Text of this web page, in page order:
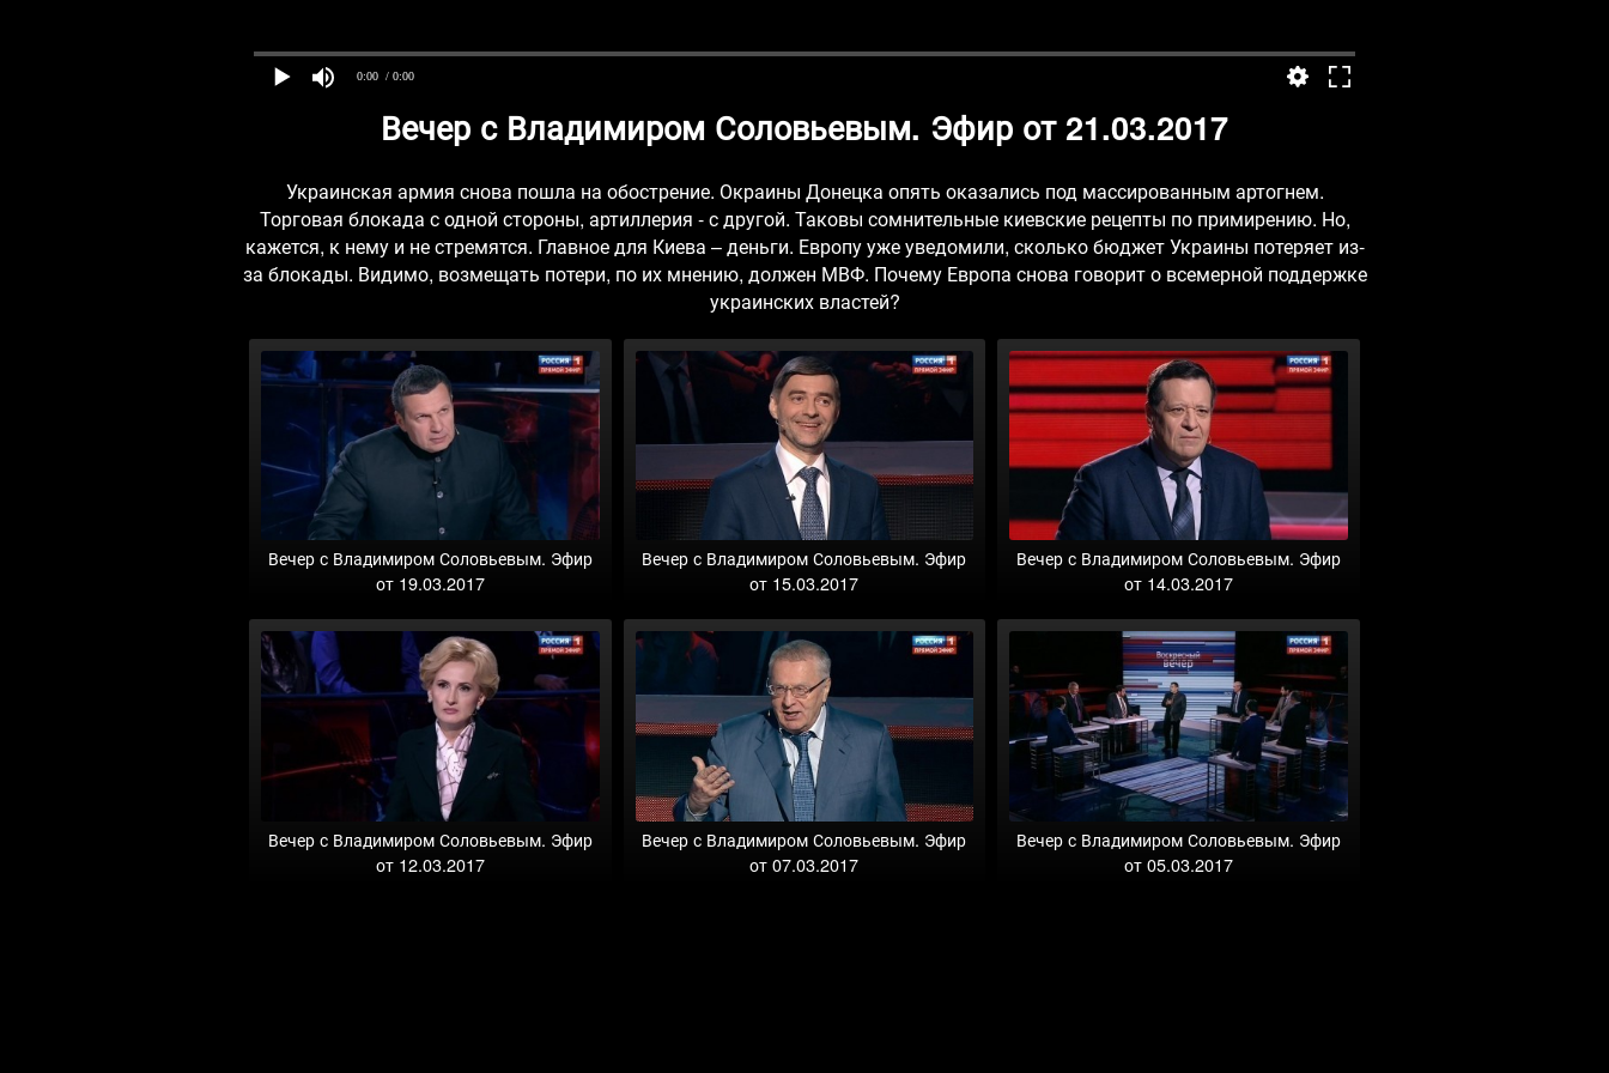
0:00 / 0:00
Вечер с Владимиром Соловьевым. Эфир от 21.03.2017
Украинская армия снова пошла на обострение. Окраины Донецка опять оказались под массированным артогнем.
Торговая блокада с одной стороны, артиллерия - с другой. Таковы сомнительные киевские рецепты по примирению. Но,
кажется, к нему и не стремятся. Главное для Киева – деньги. Европу уже уведомили, сколько бюджет Украины потеряет из-
за блокады. Видимо, возмещать потери, по их мнению, должен МВФ. Почему Европа снова говорит о всемерной поддержке
украинских властей?
Вечер с Владимиром Соловьевым. Эфир
от 19.03.2017
Вечер с Владимиром Соловьевым. Эфир
от 15.03.2017
Вечер с Владимиром Соловьевым. Эфир
от 14.03.2017
Вечер с Владимиром Соловьевым. Эфир
от 12.03.2017
Вечер с Владимиром Соловьевым. Эфир
от 07.03.2017
Вечер с Владимиром Соловьевым. Эфир
от 05.03.2017